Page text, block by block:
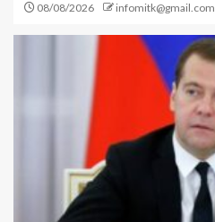
08/08/2026 infomitk@gmail.com